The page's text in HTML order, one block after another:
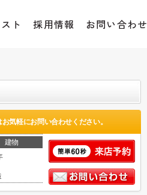
ト 採用情報 お問い合わせ
気軽にお問い合わせください。
建物